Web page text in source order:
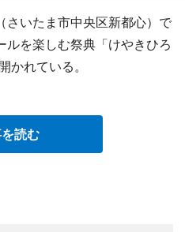
さいたま市中央区新都心）で
を楽しむ祭典「けやきひろ
かれている。
読む